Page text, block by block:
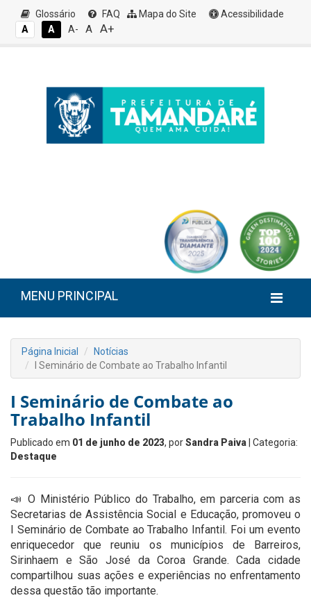
Glossário FAQ Mapa do Site
Acessibilidade
A
A A- A A+
MENU PRINCIPAL
Página Inicial
Notícias
I Seminário de Combate ao Trabalho Infantil
I Seminário de Combate ao
Trabalho Infantil
Publicado em 01 de junho de 2023, porSandra Paiva | Categoria:
Destaque
📣 O Ministério Público do Trabalho, em parceria com as
Secretarias de Assistência Social e Educação, promoveu o
I Seminário de Combate ao Trabalho Infantil. Foi um evento
enriquecedor que reuniu os municípios de Barreiros,
Sirinhaem e São José da Coroa Grande. Cada cidade
compartilhou suas ações e experiências no enfrentamento
dessa questão tão importante.